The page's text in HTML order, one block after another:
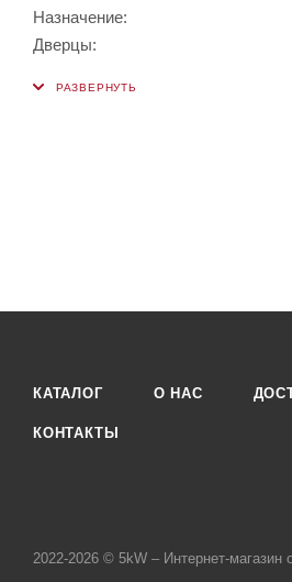
Назначение:
Дверцы:
КАТАЛОГ О НАС
КОНТАКТЫ
2022-2026 © 5kW – Интернет-магазин